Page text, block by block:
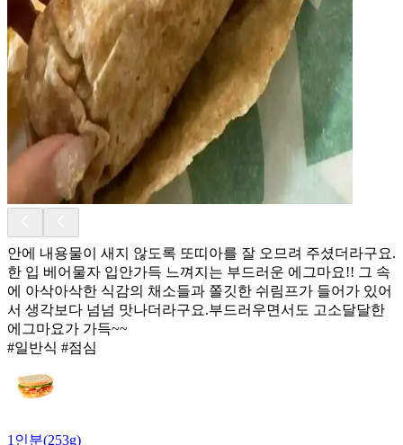
안에 내용물이 새지 않도록 또띠아를 잘 오므려 주셨더라구요.
한 입 베어물자 입안가득 느껴지는 부드러운 에그마요!! 그 속
에 아삭아삭한 식감의 채소들과 쫄깃한 쉬림프가 들어가 있어
서 생각보다 넘넘 맛나더라구요.부드러우면서도 고소달달한
에그마요가 가득~~ ​ ​
#일반식 #점심
1인분(253g)